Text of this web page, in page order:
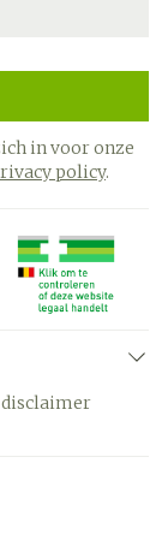
in voor onze
policy.